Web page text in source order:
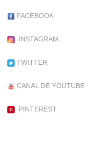
FACEBOOK
INSTAGRAM
TWITTER
CANAL DE YOUTUBE
PINTEREST